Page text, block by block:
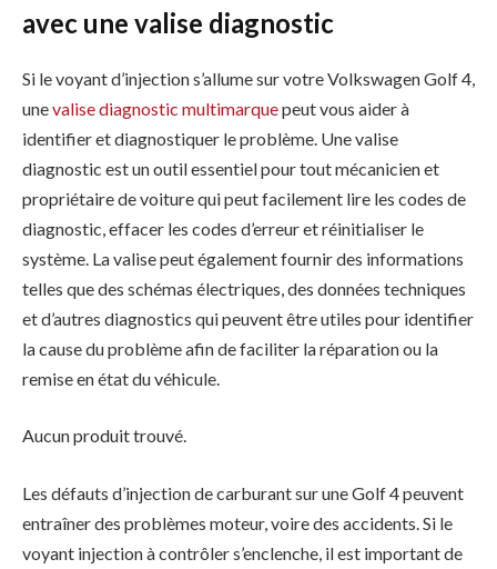
avec une valise diagnostic
Si le voyant d’injection s’allume sur votre Volkswagen Golf 4,
unevalise diagnostic multimarquepeut vous aider à
identifier et diagnostiquer le problème. Une valise
diagnostic est un outil essentiel pour tout mécanicien et
propriétaire de voiture qui peut facilement lire les codes de
diagnostic, effacer les codes d’erreur et réinitialiser le
système. La valise peut également fournir des informations
telles que des schémas électriques, des données techniques
et d’autres diagnostics qui peuvent être utiles pour identifier
la cause du problème afin de faciliter la réparation ou la
remise en état du véhicule.
Aucun produit trouvé.
Les défauts d’injection de carburant sur une Golf 4 peuvent
entraîner des problèmes moteur, voire des accidents. Si le
voyant injection à contrôler s’enclenche, il est important de